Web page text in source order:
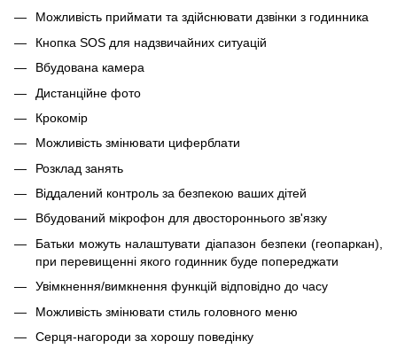
Можливість приймати та здійснювати дзвінки з годинника
Кнопка SOS для надзвичайних ситуацій
Вбудована камера
Дистанційне фото
Крокомір
Можливість змінювати циферблати
Розклад занять
Віддалений контроль за безпекою ваших дітей
Вбудований мікрофон для двостороннього зв'язку
Батьки можуть налаштувати діапазон безпеки (геопаркан),
при перевищенні якого годинник буде попереджати
Увімкнення/вимкнення функцій відповідно до часу
Можливість змінювати стиль головного меню
Серця-нагороди за хорошу поведінку